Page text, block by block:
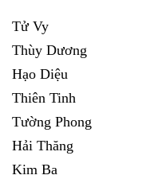
Tử Vy
Thùy Dương
Hạo Diệu
Thiên Tinh
Tường Phong
Hải Thăng
Kim Ba